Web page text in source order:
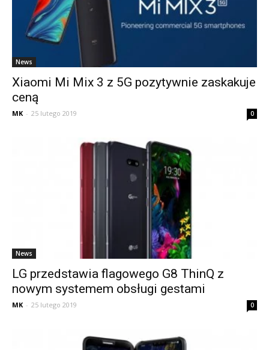
News
Xiaomi Mi Mix 3 z 5G pozytywnie zaskakuje
ceną
MK - 25 lutego 2019 0
News
LG przedstawia flagowego G8 ThinQ z
nowym systemem obsługi gestami
MK - 25 lutego 2019 0